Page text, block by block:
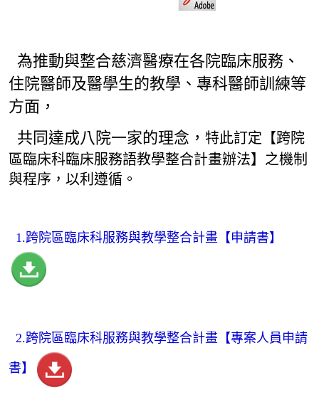
為推動與整合慈濟醫療在各院臨床服務、
住院醫師及醫學生的教學、專科醫師訓練等
方面，
共同達成八院一家的理念， 特此訂定【跨院
區臨床科臨床服務語教學整合計畫辦法】之機制
與程序，以利遵循。
1.跨院區臨床科服務與教學整合計畫【申請書】
2.跨院區臨床科服務與教學整合計畫【專案人員申請
書】